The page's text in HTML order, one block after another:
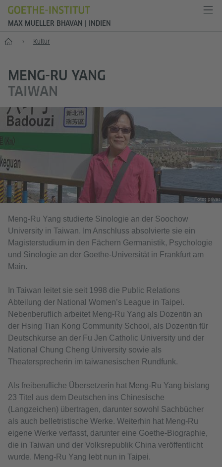
MAX MUELLER BHAVAN | INDIEN
Start Kultur
MENG-RU YANG
TAIWAN
Foto: privat
Meng-Ru Yang studierte Sinologie an der Soochow
University in Taiwan. Im Anschluss absolvierte sie ein
Magisterstudium in den Fächern Germanistik, Psychologie
und Sinologie an der Goethe-Universität in Frankfurt am
Main.
In Taiwan leitet sie seit 1998 die Public Relations
Abteilung der National Women’s League in Taipei.
Nebenberuflich arbeitet Meng-Ru Yang als Dozentin an
der Hsing Tian Kong Community School, als Dozentin für
Deutschkurse an der Fu Jen Catholic University und der
National Chung Cheng University sowie als
Theatersprecherin im taiwanesischen Rundfunk.
Als freiberufliche Übersetzerin hat Meng-Ru Yang bislang
23 Titel aus dem Deutschen ins Chinesische
(Langzeichen) übertragen, darunter sowohl Sachbücher
als auch belletristische Werke. Weiterhin hat Meng-Ru
eigene Werke verfasst, darunter eine Goethe-Biographie,
die in Taiwan und der Volksrepublik China veröffentlicht
wurde. Meng-Ru Yang lebt nun in Taipei.